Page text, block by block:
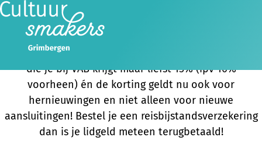
Ledenkorting VAB uitgebreid en voortaan ook voor
Goed nieuws voor onze leden: voortaan is de korting
die je bij VAB krijgt maar liefst 15% (ipv 10%
voorheen) én de korting geldt nu ook voor
hernieuwingen en niet alleen voor nieuwe
aansluitingen! Bestel je een reisbijstandsverzekering
dan is je lidgeld meteen terugbetaald!